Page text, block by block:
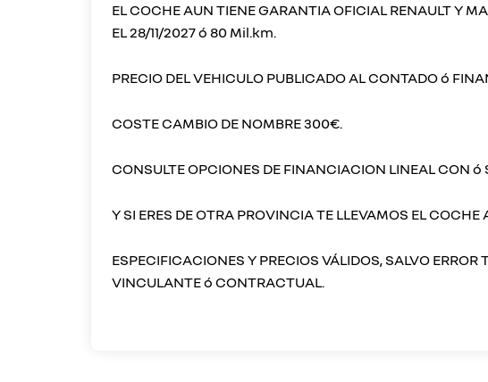
EL COCHE AUN TIENE GARANTIA OFICIAL RENAULT Y
EL 28/11/2027 ó 80 Mil.km.
PRECIO DEL VEHICULO PUBLICADO AL CONTADO ó
COSTE CAMBIO DE NOMBRE 300€.
CONSULTE OPCIONES DE FINANCIACION LINEAL CON ó
Y SI ERES DE OTRA PROVINCIA TE LLEVAMOS EL
ESPECIFICACIONES Y PRECIOS VÁLIDOS, SALVO
VINCULANTE ó CONTRACTUAL.